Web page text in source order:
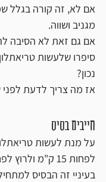
אם לא, זה קורה בגלל
מגניב ושווה.
אם גם זאת לא הסיבה
סיפרו שלעשות
נכון?
אז מה צריך לדעת לפני
חייבים בסיס
לפחות 15 ק"מ ולרוץ לפחות 5 ק"מ.
בעיניי זה הבסיס